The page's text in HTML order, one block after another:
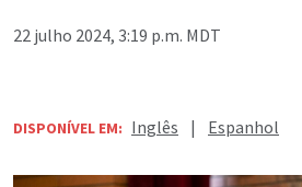
22 julho 2024, 3:19 p.m. MDT
DISPONÍVEL EM: Inglês | Espanhol